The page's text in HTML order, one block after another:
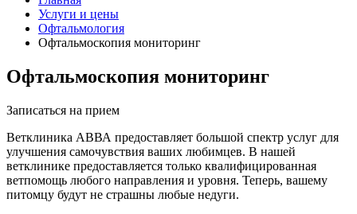
Услуги и цены
Офтальмология
Офтальмоскопия мониторинг
Офтальмоскопия мониторинг
Записаться на прием
Ветклиника АВВА предоставляет большой спектр услуг для
улучшения самочувствия ваших любимцев. В нашей
ветклинике предоставляется только квалифицированная
ветпомощь любого направления и уровня. Теперь, вашему
питомцу будут не страшны любые недуги.